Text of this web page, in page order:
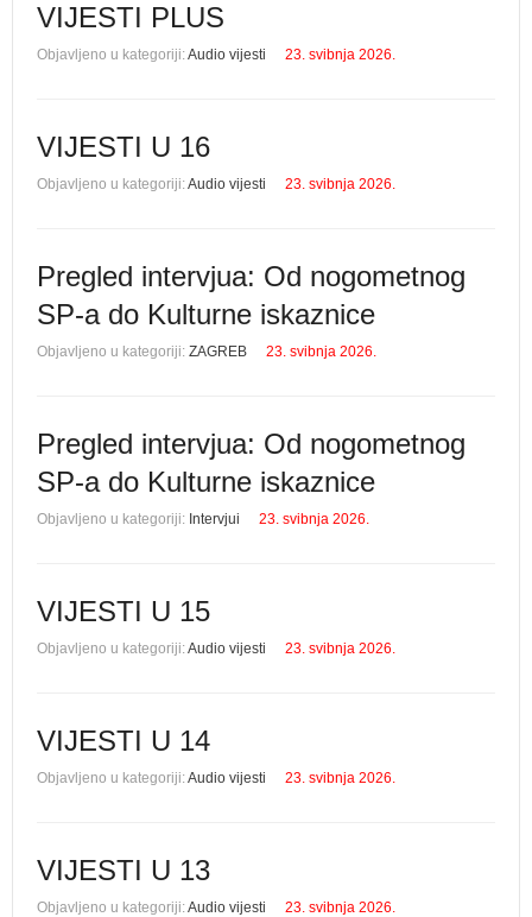
VIJESTI PLUS
Objavljeno u kategoriji:Audio vijesti 23. svibnja 2026.
VIJESTI U 16
Objavljeno u kategoriji:Audio vijesti 23. svibnja 2026.
Pregled intervjua: Od nogometnog
SP-a do Kulturne iskaznice
Objavljeno u kategoriji: ZAGREB 23. svibnja 2026.
Pregled intervjua: Od nogometnog
SP-a do Kulturne iskaznice
Objavljeno u kategoriji: Intervjui 23. svibnja 2026.
VIJESTI U 15
Objavljeno u kategoriji:Audio vijesti 23. svibnja 2026.
VIJESTI U 14
Objavljeno u kategoriji:Audio vijesti 23. svibnja 2026.
VIJESTI U 13
Objavljeno u kategoriji:Audio vijesti 23. svibnja 2026.